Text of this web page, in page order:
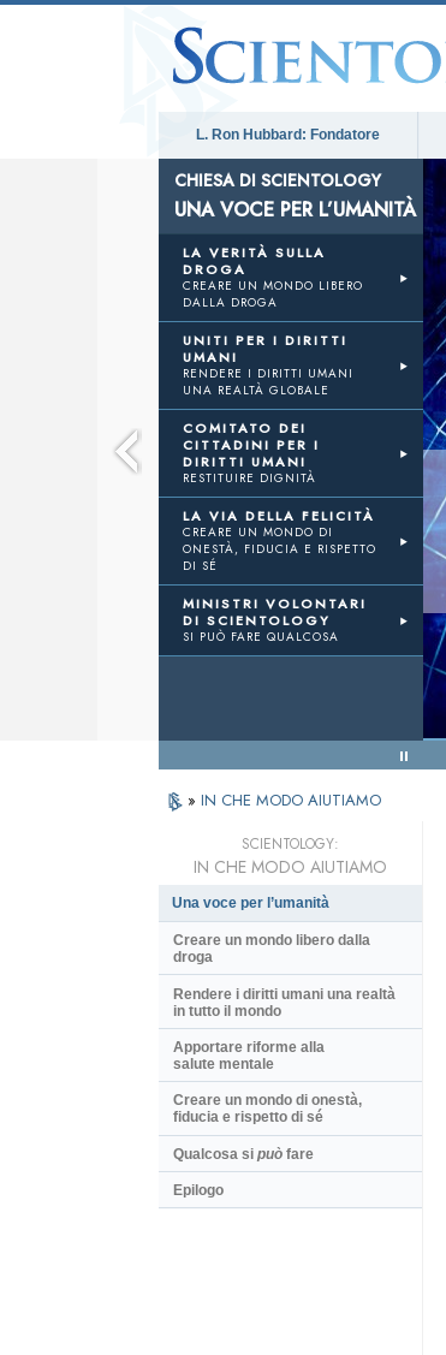
L. Ron Hubbard: Fondatore
CHIESA DI SCIENTOLOGY
UNA VOCE PER L’UMANITÀ
LA VERITÀ SULLA
DROGA
CREARE UN MONDO LIBERO
DALLA DROGA
UNITI PER I DIRITTI
UMANI
RENDERE I DIRITTI UMANI
UNA REALTÀ GLOBALE
COMITATO DEI
CITTADINI PER I
DIRITTI UMANI
RESTITUIRE DIGNITÀ
LA VIA DELLA FELICITÀ
CREARE UN MONDO DI
ONESTÀ, FIDUCIA E RISPETTO
DI SÉ
MINISTRI VOLONTARI
DI SCIENTOLOGY
SI PUÒ FARE QUALCOSA
Ministri Volontari
» IN CHE MODO AIUTIAMO
SCIENTOLOGY:
IN CHE MODO AIUTIAMO
Una voce per l’umanità
Creare un mondo libero dalla
droga
Rendere i diritti umani una realtà
in tutto il mondo
Apportare riforme alla
salute mentale
Creare un mondo di onestà,
fiducia e rispetto di sé
Qualcosa si può fare
Epilogo